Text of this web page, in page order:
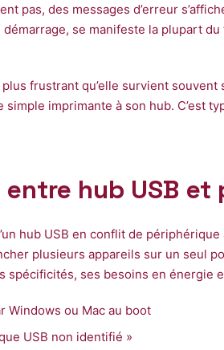
pas, des messages d’erreur
se manifeste la plupart
frustrant qu’elle survient
imprimante à son hub. C’est
hub USB et
hub USB en conflit de
plusieurs appareils sur un seul
spécificités, ses besoins en énergie
Windows ou Mac au boot
USB non identifié »